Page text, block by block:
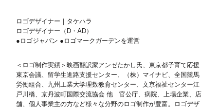
ロゴデザイナー｜タケハラ
ロゴデザイナー（D・AD）
●ロゴジャパン ●ロゴマークガーデンを運営
＜ロゴ制作実績＞映画翻訳家アンゼたかし氏、東京都子育て応援
東京会議、留学生進路支援センター、（株）マイナビ、全国競馬
労働組合、九州工業大学理数教育センター、文京福祉センター江
戸川橋、京丹波町国際交流協会 他 官公庁、病院、上場企業、店
舗、個人事業主の方など様々な分野のロゴ制作が豊富。ロゴデザ